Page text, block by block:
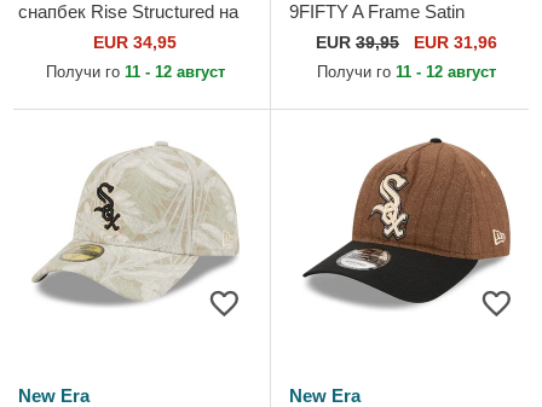
снапбек Rise Structured на
Chicago White Sox MLB от
Nike
EUR 34,95
Получи го 11 - 12 август
9FIFTY A Frame Satin
Pinstripe на Chicago White
Sox MLB от New Era
EUR 39,95 EUR 31,96
Получи го 11 - 12 август
New Era
New Era